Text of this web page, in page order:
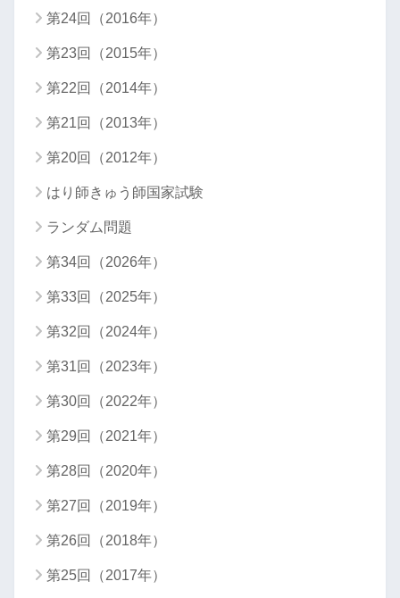
第24回（2016年）
第23回（2015年）
第22回（2014年）
第21回（2013年）
第20回（2012年）
はり師きゅう師国家試験
ランダム問題
第34回（2026年）
第33回（2025年）
第32回（2024年）
第31回（2023年）
第30回（2022年）
第29回（2021年）
第28回（2020年）
第27回（2019年）
第26回（2018年）
第25回（2017年）